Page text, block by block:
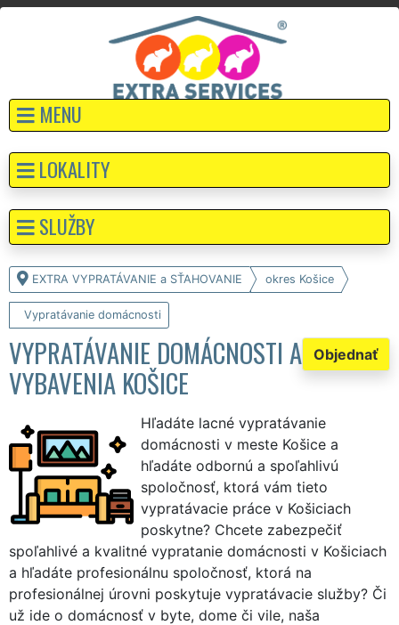
MENU
EXTRA VYPRATÁVANIE a SŤAHOVANIE okres Košice
Vypratávanie domácnosti
Objednať
VYPRATÁVANIE DOMÁCNOSTI A
VYBAVENIA KOŠICE
Hľadáte lacné vypratávanie
domácnosti v meste Košice a
hľadáte odbornú a spoľahlivú
spoločnosť, ktorá vám tieto
vypratávacie práce v Košiciach
poskytne? Chcete zabezpečiť
spoľahlivé a kvalitné vypratanie domácnosti v Košiciach
a hľadáte profesionálnu spoločnosť, ktorá na
profesionálnej úrovni poskytuje vypratávacie služby? Či
už ide o domácnosť v byte, dome či vile, naša
LOKALITY
SLUŽBY